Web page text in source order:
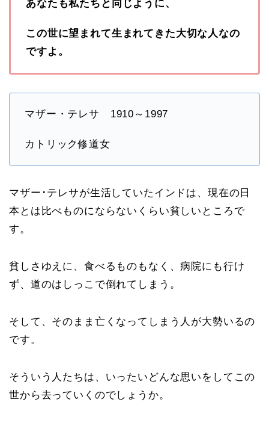
あなたも私たちと同じように、
この世に望まれて生まれてきた大切な人なの
ですよ 。
マザー・テレサ 1910～1997
カトリック修道女
マザー･テレサが生活していたインドは、現在の日
本とは比べものにならないくらい貧しいところで
す。
貧しさゆえに、食べるものもなく、病院にも行け
ず、道のはしっこで倒れてしまう。
そして、そのまま亡くなってしまう人が大勢いるの
です。
そういう人たちは、いったいどんな思いをしてこの
世から去っていくのでしょうか。